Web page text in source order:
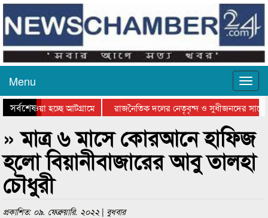
Menu
সর্বশেষ
যাওয়া হচ্ছে আটগ্রামে
রাজনৈতিক দলের নেতৃবৃন্দ ও সুধীজনদের সাথে
সিলেটে বাংলাদেশ গ্রুপ থিয়েটার
» মাত্র ৬ মাসে কোরআনে হাফিজ
হলো বিয়ানীবাজারের আবু তালহা
চৌধুরী
প্রকাশিত: ০৯. ফেব্রুয়ারি. ২০২২ | বুধবার